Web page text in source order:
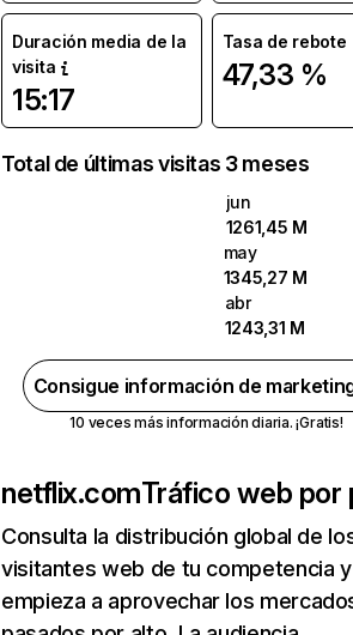
Duración media de la
visita
15:17
Tasa de rebote
47,33 %
Total de últimas visitas 3 meses
jun
1261,45 M
may
1345,27 M
abr
1243,31 M
Consigue información de
10 veces más información diaria. ¡Gratis!
netflix.comTráfico web por
Consulta la distribución global de
visitantes web de tu competencia y
empieza a aprovechar los